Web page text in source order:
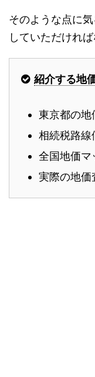
そのような点に
していただければ
紹介する地
東京都の地
相続税路線
全国地価マ
実際の地価